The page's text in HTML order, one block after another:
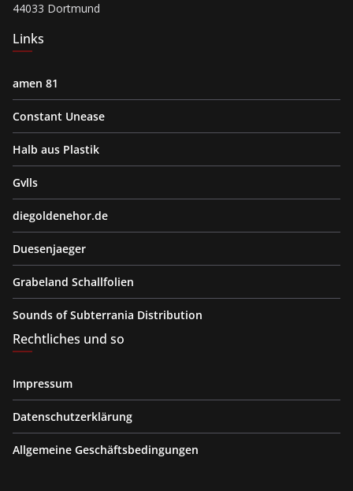
44033 Dortmund
Links
amen 81
Constant Unease
Halb aus Plastik
Gvlls
diegoldenehor.de
Duesenjaeger
Grabeland Schallfolien
Sounds of Subterrania Distribution
Rechtliches und so
Impressum
Datenschutzerklärung
Allgemeine Geschäftsbedingungen